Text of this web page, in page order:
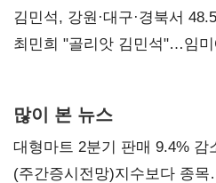
(2보)
김민석, 강원·대구·경북서
최민희 "골리앗 김민석"…임
많이 본 뉴스
대형마트 2분기 판매 9.4%
(주간증시전망)지수보다 종